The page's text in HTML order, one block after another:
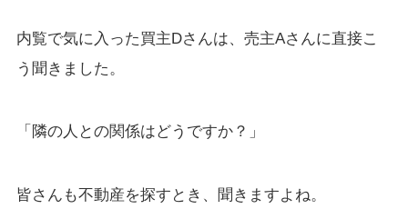
内覧で気に入った買主Dさんは、売主Aさんに直接こ
う聞きました。
「隣の人との関係はどうですか？」
皆さんも不動産を探すとき、聞きますよね。